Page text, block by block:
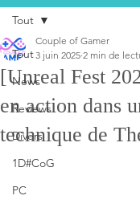
Tout
News
Reviews
Divers
1D#CoG
PC
Tout
[Unreal Fest
en action dans
technique de
Couple of Gamer
3 juin 2025 2 min de